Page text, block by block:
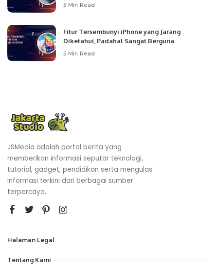
5 Min Read
Fitur Tersembunyi iPhone yang Jarang
Diketahui, Padahal Sangat Berguna
5 Min Read
JSMedia adalah portal berita yang
memberikan informasi seputar teknologi,
tutorial, gadget, pendidikan serta mengulas
informasi terkini dari berbagai sumber
terpercaya.
Halaman Legal
Tentang Kami